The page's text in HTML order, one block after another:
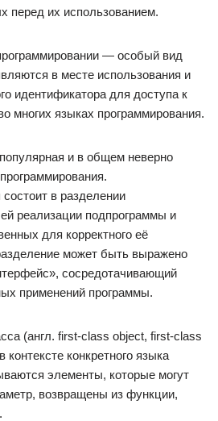
перед их использованием.
— особый вид
в месте использования и
идентификатора для доступа к
многих языках программирования.
и в общем неверно
в разделении
реализации подпрограммы и
для корректного её
может быть выражено
сосредотачивающий
применений программы.
(англ. first-class object, first-class
конкретного языка
элементы, которые могут
возвращены из функции,